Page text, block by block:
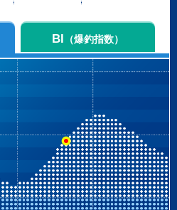
BI （爆釣指数）